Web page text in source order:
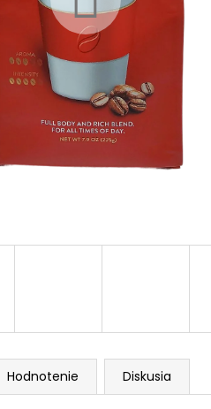
Hodnotenie Diskusia
PUMPKIN SPICE